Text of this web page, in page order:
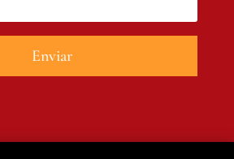
Enviar